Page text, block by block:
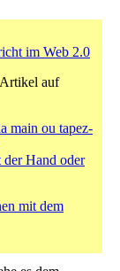
im Web 2.0
auf
main ou tapez-
der Hand oder
mit dem